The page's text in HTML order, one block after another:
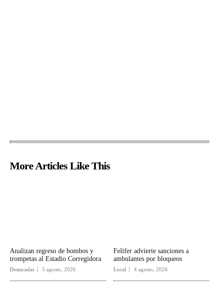
More Articles Like This
Analizan regreso de bombos y
trompetas al Estadio Corregidora
Destacadas 5 agosto, 2026
Felifer advierte sanciones a
ambulantes por bloqueos
Local 4 agosto, 2026